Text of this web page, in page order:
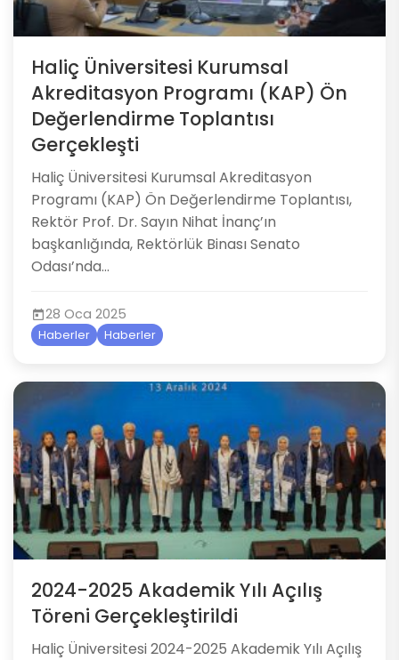
Haliç Üniversitesi Kurumsal
Akreditasyon Programı (KAP) Ön
Değerlendirme Toplantısı
Gerçekleşti
Haliç Üniversitesi Kurumsal Akreditasyon
Programı (KAP) Ön Değerlendirme Toplantısı,
Rektör Prof. Dr. Sayın Nihat İnanç’ın
başkanlığında, Rektörlük Binası Senato
Odası’nda...
28 Oca 2025
Haberler Haberler
2024-2025 Akademik Yılı Açılış
Töreni Gerçekleştirildi
​Haliç Üniversitesi 2024-2025 Akademik Yılı Açılış